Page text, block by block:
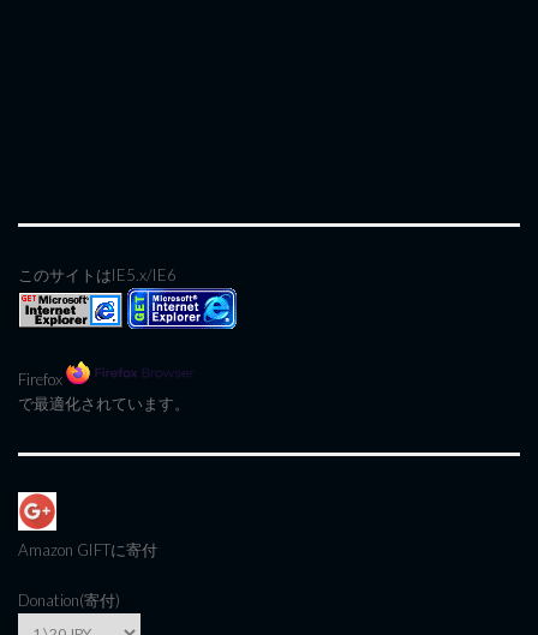
このサイトはIE5.x/IE6
Firefox
で最適化されています。
Amazon GIFTに寄付
Donation(寄付)